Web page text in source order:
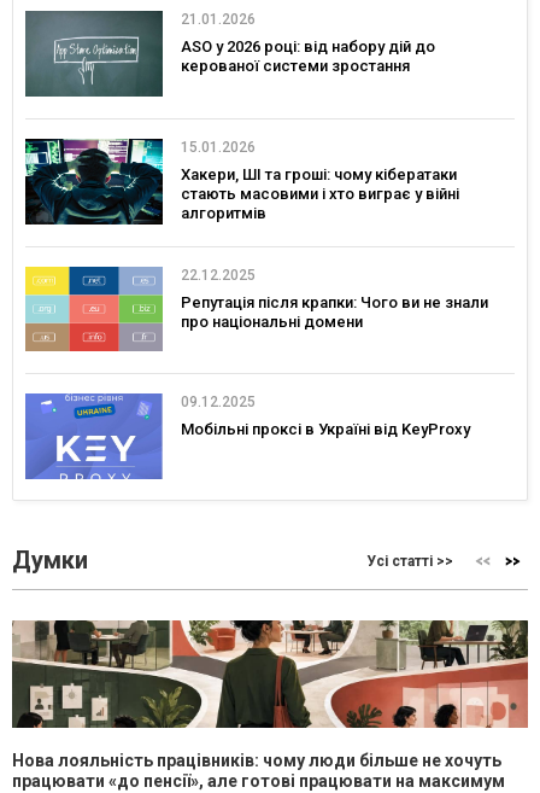
21.01.2026
ASO у 2026 році: від набору дій до
керованої системи зростання
15.01.2026
Хакери, ШІ та гроші: чому кібератаки
стають масовими і хто виграє у війні
алгоритмів
22.12.2025
Репутація після крапки: Чого ви не знали
про національні домени
09.12.2025
Мобільні проксі в Україні від KeyProxy
Думки Усі статті >>
Нова лояльність працівників: чому люди більше не хочуть
працювати «до пенсії», але готові працювати на максимум